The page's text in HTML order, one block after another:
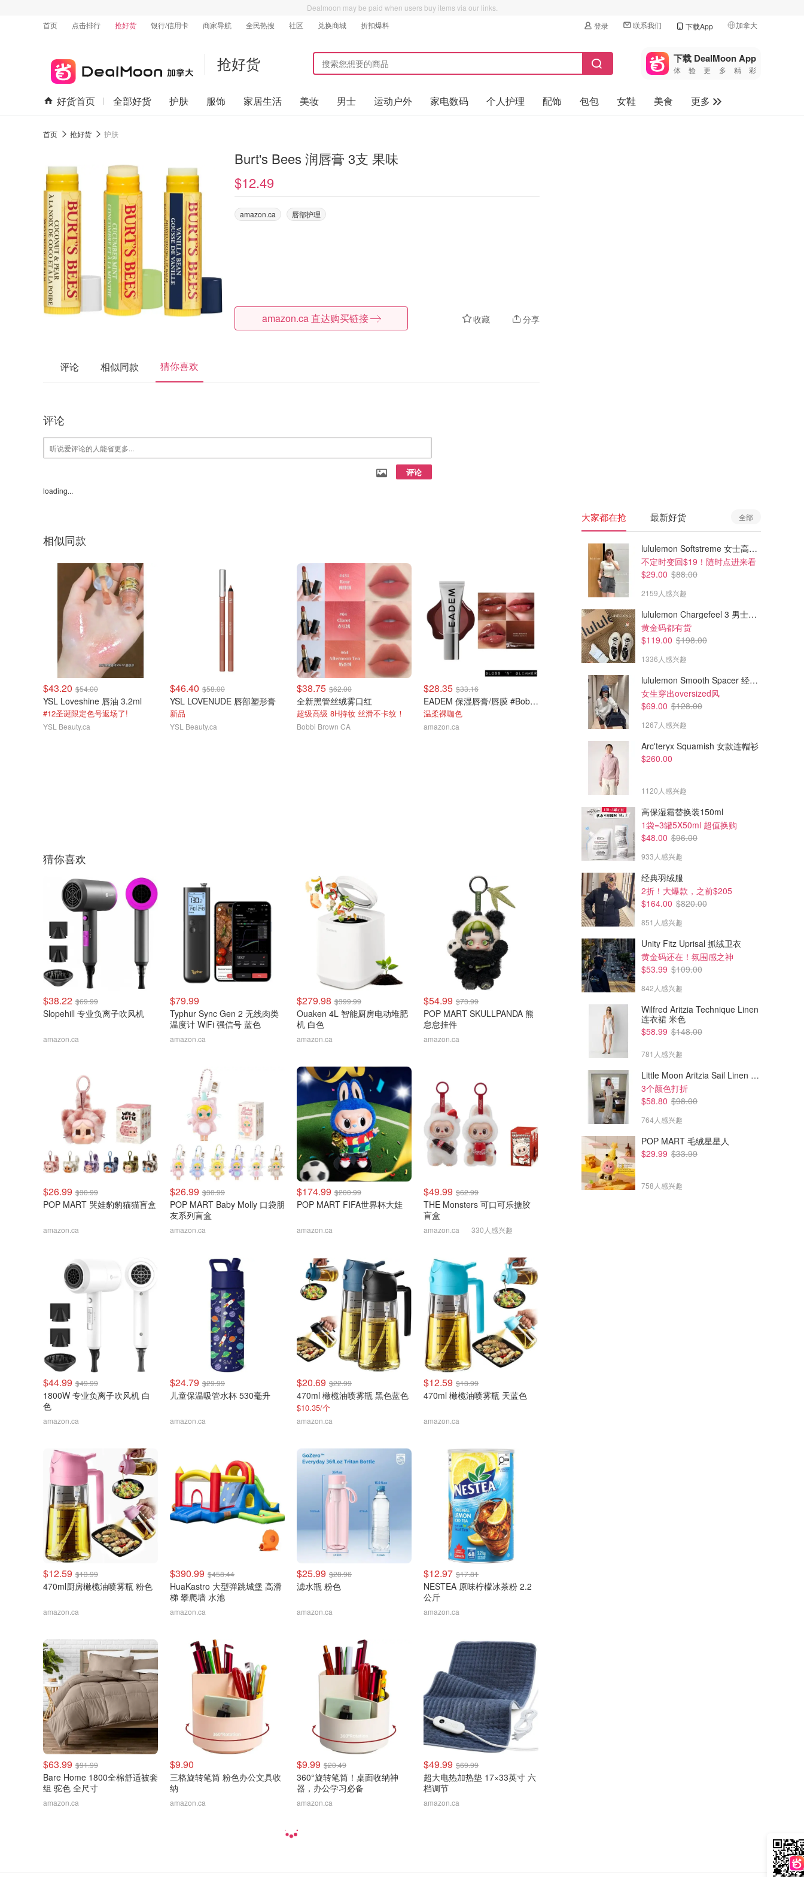
Dealmoon may be paid when users buy items via our links.
首页
点击排行 抢好货 银行/信用卡 商家导航 全民热搜 社区 兑换商城 折扣爆料 登录 联系我们 下载App 加拿大
🇺🇸
美国
🇨🇳中国
🇨🇦加拿大
抢好货 下载 DealMoon App
体验更多精彩
好货首页 全部好货 护肤 服饰 家居生活 美妆 男士 运动户外 家电数码 个人护理 配饰 包包 女鞋 美食
更多
首页 抢好货 护肤
Burt's Bees 润唇膏 3支 果味
$12.49
amazon.ca 唇部护理
收藏 分享
amazon.ca 直达购买链接
评论 相似同款 猜你喜欢
评论
评论
loading...
相似同款
$43.20 $54.00
YSL Loveshine 唇油 3.2ml
#12圣诞限定色号返场了!
YSL Beauty.ca
$46.40 $58.00
YSL LOVENUDE 唇部塑形膏
新品
YSL Beauty.ca
$38.75 $62.00
全新黑管丝绒雾口红
超级高级 8H持妆 丝滑不卡纹！
Bobbi Brown CA
$28.35 $33.16
EADEM 保湿唇膏/唇膜 #Boba Bounce
温柔裸咖色
amazon.ca
$15.87
Bag Balm 羊毛脂万能保湿软膏
$207.00 $230.00
时光琉璃眼唇修护套装
值$328=6.3折 买这套享送全礼
Shiseido.ca
猜你喜欢
$38.22 $69.99
Slopehill 专业负离子吹风机
amazon.ca
$79.99
Typhur Sync Gen 2 无线肉类
温度计 WiFi 强信号 蓝色
amazon.ca
$279.98 $399.99
Ouaken 4L 智能厨房电动堆肥
机 白色
amazon.ca
$54.99 $73.99
POP MART SKULLPANDA 熊
怠怠挂件
amazon.ca
$26.99 $30.99
POP MART 哭娃豹豹猫猫盲盒
amazon.ca
$26.99 $30.99
POP MART Baby Molly 口袋朋
友系列盲盒
amazon.ca
$174.99 $200.99
POP MART FIFA世界杯大娃
amazon.ca
$49.99 $62.99
THE Monsters 可口可乐搪胶
盲盒
amazon.ca 330人感兴趣
$44.99 $49.99
1800W 专业负离子吹风机 白
色
amazon.ca
$24.79 $29.99
儿童保温吸管水杯 530毫升
amazon.ca
$20.69 $22.99
470ml 橄榄油喷雾瓶 黑色蓝色
$10.35/个
amazon.ca
$12.59 $13.99
470ml 橄榄油喷雾瓶 天蓝色
amazon.ca
$12.59 $13.99
470ml厨房橄榄油喷雾瓶 粉色
amazon.ca
$390.99 $458.44
HuaKastro 大型弹跳城堡 高滑
梯 攀爬墙 水池
amazon.ca
$25.99 $28.96
滤水瓶 粉色
amazon.ca
$12.97 $17.81
NESTEA 原味柠檬冰茶粉 2.2
公斤
amazon.ca
$63.99 $91.99
Bare Home 1800全棉舒适被套
组 驼色 全尺寸
amazon.ca
$9.90
三格旋转笔筒 粉色办公文具收
纳
amazon.ca
$9.99 $20.49
360°旋转笔筒！桌面收纳神
器，办公学习必备
amazon.ca
$49.99 $69.99
超大电热加热垫 17×33英寸 六
档调节
amazon.ca
大家都在抢 最新好货 全部
lululemon Softstreme 女士高腰短裤 10cm
不定时变回$19！随时点进来看
$29.00 $88.00
2159人感兴趣
lululemon Chargefeel 3 男士运动鞋
黄金码都有货
$119.00 $198.00
1336人感兴趣
lululemon Smooth Spacer 经典卫衣
女生穿出oversized风
$69.00 $128.00
1267人感兴趣
Arc'teryx Squamish 女款连帽衫
$260.00
1120人感兴趣
高保湿霜替换装150ml
1袋=3罐5X50ml 超值换购
$48.00 $96.00
933人感兴趣
经典羽绒服
2折！大爆款，之前$205
$164.00 $820.00
851人感兴趣
Unity Fitz Uprisal 抓绒卫衣
黄金码还在！氛围感之神
$53.99 $109.00
842人感兴趣
Wilfred Aritzia Technique Linen
连衣裙 米色
$58.99 $148.00
781人感兴趣
Little Moon Aritzia Sail Linen 长裤 麻织
3个颜色打折
$58.80 $98.00
764人感兴趣
POP MART 毛绒星星人
$29.99 $33.99
758人感兴趣